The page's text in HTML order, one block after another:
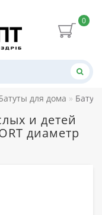
0
для дома
и детей
диаметр